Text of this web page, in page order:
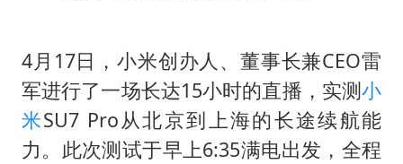
4月17日，小米创办人、董事长兼CEO雷
军进行了一场长达15小时的直播，实测小
米SU7 Pro从北京到上海的长途续航能
力。此次测试于早上6:35满电出发，全程